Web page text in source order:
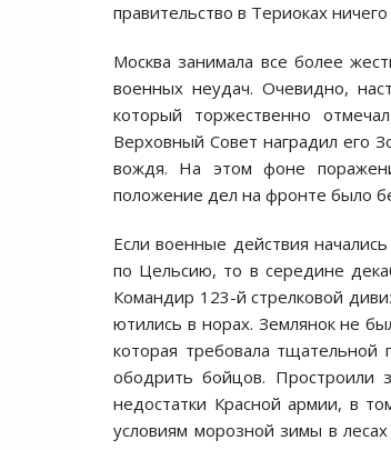
правительство в Териоках
Москва занимала все более
военных неудач. Очевидно,
который торжественно
Верховный Совет наградил его
вождя. На этом фоне
положение дел на фронте было
Если военные действия
по Цельсию, то в середине
Командир 123-й стрелковой
ютились в норах. Землянок не
которая требовала тщательной
ободрить бойцов. Простроили
недостатки Красной армии, в
условиям морозной зимы в